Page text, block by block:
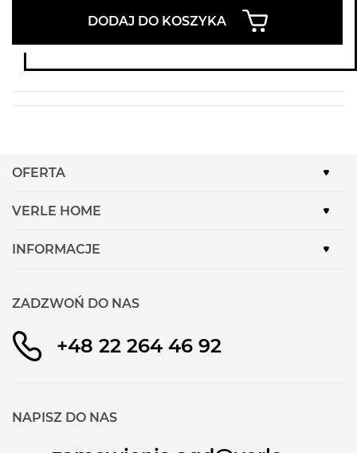
DODAJ DO KOSZYKA
OFERTA
VERLE HOME
INFORMACJE
ZADZWOŃ DO NAS
+48 22 264 46 92
NAPISZ DO NAS